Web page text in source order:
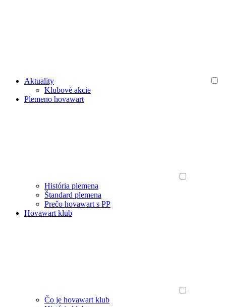
Aktuality
Klubové akcie
Plemeno hovawart
História plemena
Štandard plemena
Prečo hovawart s PP
Hovawart klub
Čo je hovawart klub